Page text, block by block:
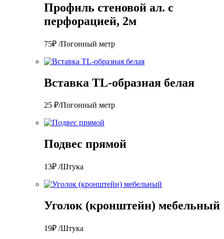
Профиль стеновой ал. с
перфорацией, 2м
75₽ /Погонный метр
Вставка TL-образная белая
25 ₽/Погонный метр
Подвес прямой
13₽ /Штука
Уголок (кронштейн) мебельный
19₽ /Штука